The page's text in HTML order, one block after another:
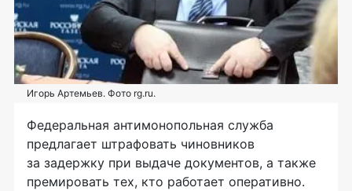
Игорь Артемьев. Фото rg.ru.
Федеральная антимонопольная служба
предлагает штрафовать чиновников
за задержку при выдаче документов, а также
премировать тех, кто работает оперативно.